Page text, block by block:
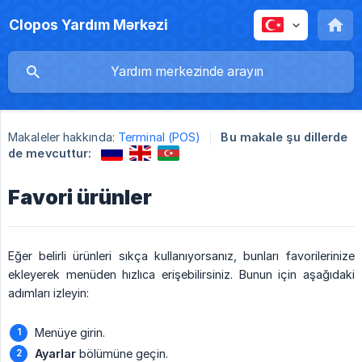
Clopos Yardım Mərkəzi
Makaleler hakkında: Terminal (POS)
Bu makale şu dillerde
de mevcuttur:
Favori ürünler
Eğer belirli ürünleri sıkça kullanıyorsanız, bunları favorilerinize
ekleyerek menüden hızlıca erişebilirsiniz. Bunun için aşağıdaki
adımları izleyin:
Menüye girin.
Ayarlar bölümüne geçin.